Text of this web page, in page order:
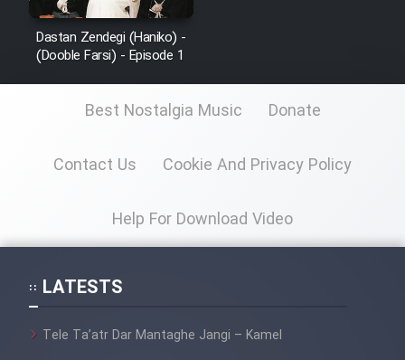
Dastan Zendegi (Haniko) -
(Dooble Farsi) - Episode 1
Best Nostalgia Music Donate
Contact Us Cookie And Privacy Policy
Help For Download Video
LATESTS
Tele Ta’atr Dar Mantaghe Jangi – Kamel